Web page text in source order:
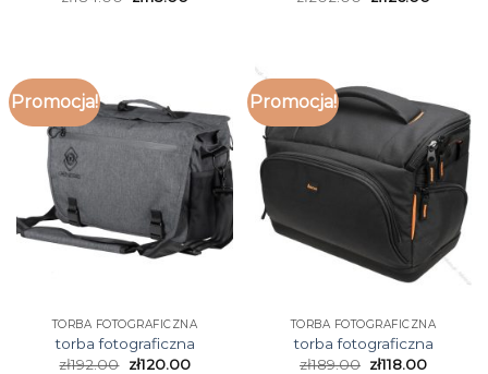
Promocja!
TORBA FOTOGRAFICZNA
torba fotograficzna
zł192.00 zł120.00
Promocja!
TORBA FOTOGRAFICZNA
torba fotograficzna
zł189.00 zł118.00